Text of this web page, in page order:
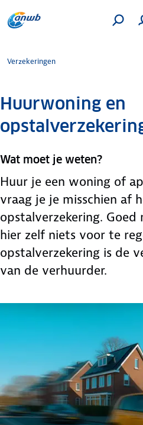
Verzekeringen
Huurwoning en
Wat moet je weten?
Huur je een woning of
vraag je je misschien af
opstalverzekering.
hier zelf niets voor te
opstalverzekering is de
van de verhuurder.